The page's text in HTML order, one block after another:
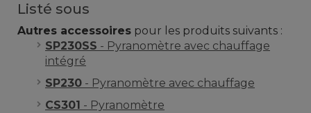
Listé sous
Autres accessoires pour les produits suivants :
SP230SS - Pyranomètre avec chauffage
intégré
SP230
- Pyranomètre avec chauffage
CS301 - Pyranomètre